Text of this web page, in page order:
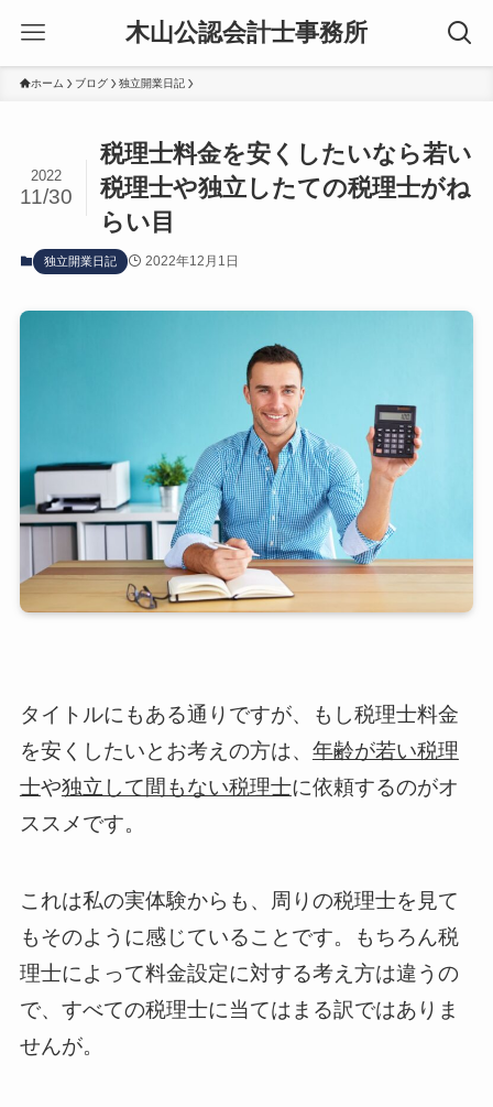
木山公認会計士事務所
ホーム ブログ 独立開業日記
税理士料金を安くしたいなら若い
税理士や独立したての税理士がね
らい目
2022
11/30
独立開業日記 2022年12月1日
タイトルにもある通りですが、もし税理士料金
を安くしたいとお考えの方は、 年齢が若い税理
士や独立して間もない税理士に依頼するのがオ
ススメです。
これは私の実体験からも、周りの税理士を見て
もそのように感じていることです。もちろん税
理士によって料金設定に対する考え方は違うの
で、すべての税理士に当てはまる訳ではありま
せんが。